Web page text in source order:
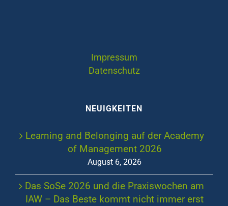
Impressum
Datenschutz
NEUIGKEITEN
Learning and Belonging auf der Academy
of Management 2026
August 6, 2026
Das SoSe 2026 und die Praxiswochen am
IAW – Das Beste kommt nicht immer erst